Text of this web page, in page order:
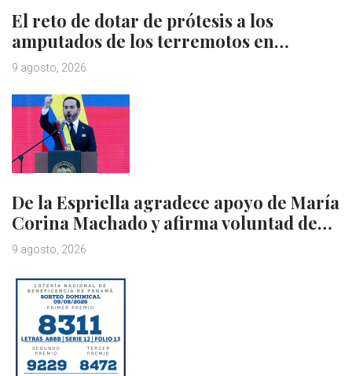
El reto de dotar de prótesis a los
amputados de los terremotos en…
9 agosto, 2026
De la Espriella agradece apoyo de María
Corina Machado y afirma voluntad de…
9 agosto, 2026